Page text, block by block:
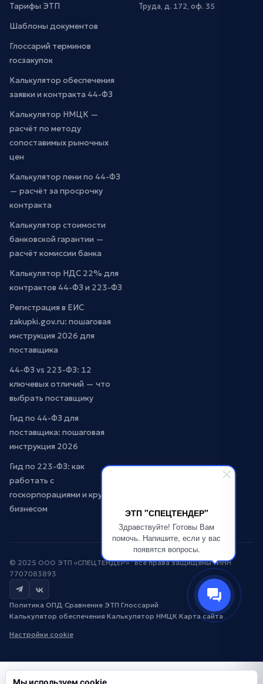
ЭТП "СПЕЦТЕНДЕР"
Здравствуйте! Готовы Вам
помочь. Напишите, если у вас
появятся вопросы.
Тарифы ЭТП
Шаблоны документов
Глоссарий терминов
госзакупок
Калькулятор обеспечения
заявки и контракта 44-ФЗ
Калькулятор НМЦК —
расчёт по методу
сопоставимых рыночных
цен
Калькулятор пени по 44-ФЗ
— расчёт за просрочку
контракта
Калькулятор стоимости
банковской гарантии —
расчёт комиссии банка
Калькулятор НДС 22% для
контрактов 44-ФЗ и 223-ФЗ
Регистрация в ЕИС
zakupki.gov.ru: пошаговая
инструкция 2026 для
поставщика
44-ФЗ vs 223-ФЗ: 12
ключевых отличий — что
выбрать поставщику
Гид по 44-ФЗ для
поставщика: пошаговая
инструкция 2026
Гид по 223-ФЗ: как
работать с
госкорпорациями и крупным
бизнесом
Труда, д. 172, оф. 35
© 2025 ООО ЭТП «СПЕЦТЕНДЕР» · Все права защищены · ИНН
7707083893
Политика ОПД ·Сравнение ЭТП·Глоссарий·
Калькулятор обеспечения·Калькулятор НМЦК·Карта сайта·
Настройки cookie
Мы используем cookie